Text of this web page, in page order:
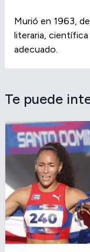
Murió en 1963,
literaria,
adecuado.
Te puede